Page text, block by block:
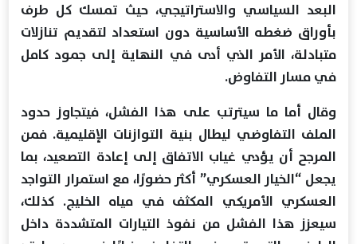
البعد السياسي والاستراتيجي، حيث تمسك كل طرف
بأوراق ضغطه الأساسية دون استعداد لتقديم تنازلات
متبادلة، الأمر الذي أدى في النهاية إلى جمود كامل
في مسار التفاوض.
وقال أما ما سيترتب على هذا الفشل، فيتجاوز حدود
الملف التفاوضي ليطال بنية التوازنات الإقليمية. فمن
المرجح أن يؤدي غياب الاتفاق إلى إعادة التصعيد، بما
يجعل “الخيار العسكري” أكثر حضورًا، مع استمرار التواجد
العسكري الأمريكي المكثف في مياه الخليج. كذلك،
سيعزز هذا الفشل من نفوذ التيارات المتشددة داخل